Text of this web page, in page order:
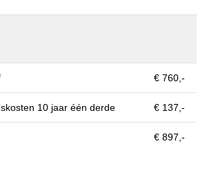
€ 760,-
10 jaar één derde € 137,-
€ 897,-